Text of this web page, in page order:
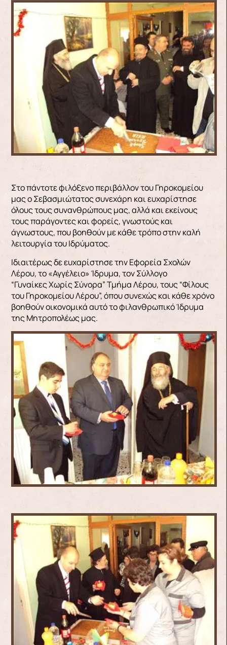
Στο πάντοτε φιλόξενο περιβάλλον του Γηροκομείου
μας ο Σεβασμιώτατος συνεχάρη και ευχαρίστησε
όλους τους συνανθρώπους μας, αλλά και εκείνους
τους παράγοντες και φορείς, γνωστούς και
άγνωστους, που βοηθούν με κάθε τρόπο στην καλή
λειτουργία του Ιδρύματος.
Ιδιαιτέρως δε ευχαρίστησε την Εφορεία Σχολών
Λέρου, το «Αγγέλειο» Ίδρυμα, τον Σύλλογο
“Γυναίκες Χωρίς Σύνορα” Τμήμα Λέρου, τους “Φίλους
του Γηροκομείου Λέρου”, όπου συνεχώς και κάθε χρόνο
βοηθούν οικονομικά αυτό το φιλανθρωπικό Ίδρυμα
της Μητροπολέως μας.